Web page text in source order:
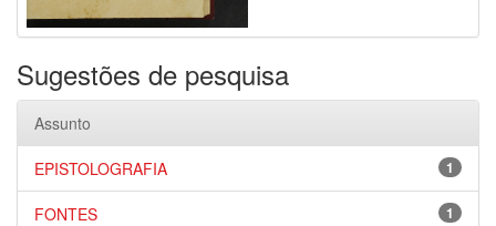
Sugestões de pesquisa
Assunto
1
EPISTOLOGRAFIA
1
FONTES